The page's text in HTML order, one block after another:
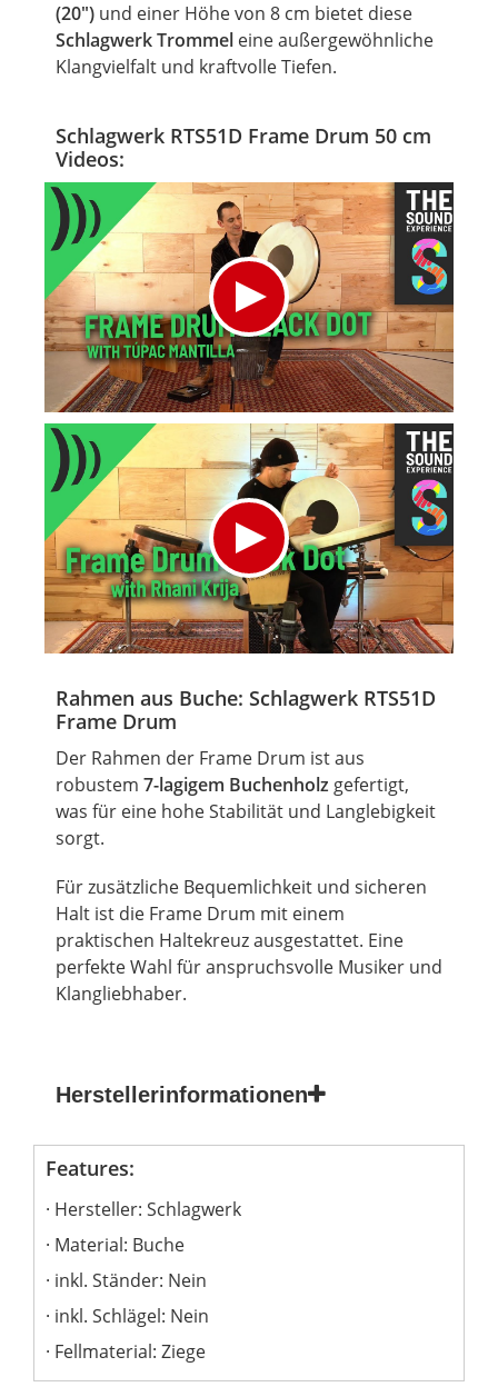
(20") und einer Höhe von 8 cm bietet diese
Schlagwerk Trommel eine außergewöhnliche
Klangvielfalt und kraftvolle Tiefen.
Schlagwerk RTS51D Frame Drum 50 cm
Videos:
Rahmen aus Buche: Schlagwerk RTS51D
Frame Drum
Der Rahmen der Frame Drum ist aus
robustem 7-lagigem Buchenholz gefertigt,
was für eine hohe Stabilität und Langlebigkeit
sorgt.
Für zusätzliche Bequemlichkeit und sicheren
Halt ist die Frame Drum mit einem
praktischen Haltekreuz ausgestattet. Eine
perfekte Wahl für anspruchsvolle Musiker und
Klangliebhaber.
Herstellerinformationen
Features:
Hersteller: Schlagwerk
Material: Buche
inkl. Ständer: Nein
inkl. Schlägel: Nein
Fellmaterial: Ziege